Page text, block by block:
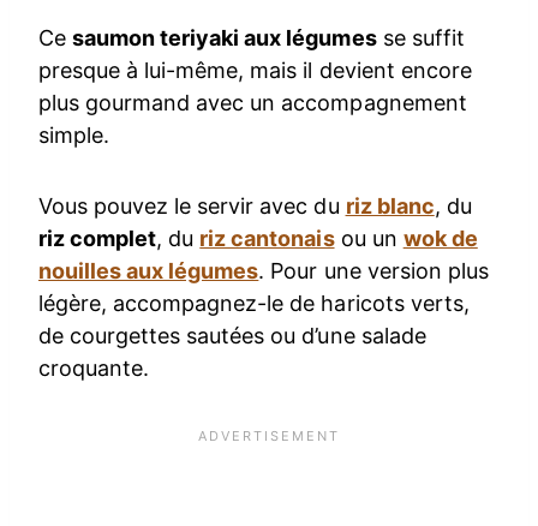
Cesaumon teriyaki aux légumesse suffit
presque à lui-même, mais il devient encore
plus gourmand avec un accompagnement
simple.
Vous pouvez le servir avec du riz blanc, du
riz complet, du riz cantonaisou un wok de
nouilles aux légumes. Pour une version plus
légère, accompagnez-le de haricots verts,
de courgettes sautées ou d’une salade
croquante.